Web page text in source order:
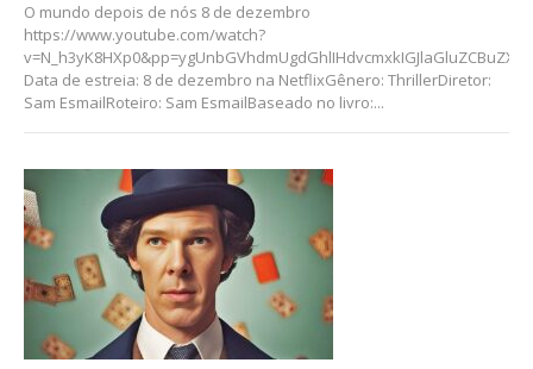
O mundo depois de nós 8 de dezembro
https://www.youtube.com/watch?
Data de estreia: 8 de dezembro na NetflixGênero: ThrillerDiretor:
Sam EsmailRoteiro: Sam EsmailBaseado no livro:...